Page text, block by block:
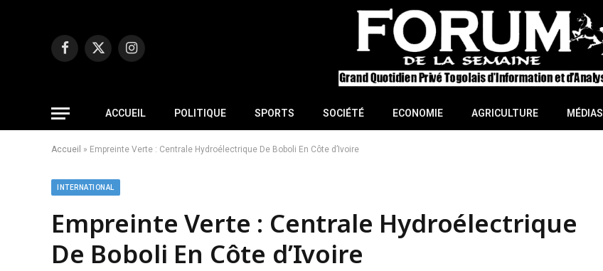
Facebook
X
Instagram
ACCUEIL POLITIQUE SPORTS SOCIÉTÉ ECONOMIE AGRICULTURE MÉDIAS
Accueil » Empreinte Verte : Centrale Hydroélectrique De Boboli En Côte d’Ivoire
INTERNATIONAL
Empreinte Verte : Centrale Hydroélectrique
De Boboli En Côte d’Ivoire